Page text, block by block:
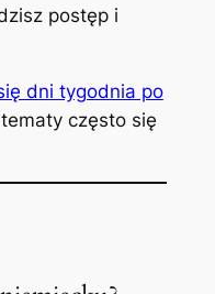
postęp i
dni tygodnia po
często się